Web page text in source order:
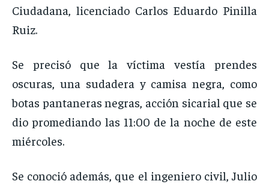
Ciudadana, licenciado Carlos Eduardo Pinilla
Ruiz.
Se precisó que la víctima vestía prendes
oscuras, una sudadera y camisa negra, como
botas pantaneras negras, acción sicarial que se
dio promediando las 11:00 de la noche de este
miércoles.
Se conoció además, que el ingeniero civil, Julio